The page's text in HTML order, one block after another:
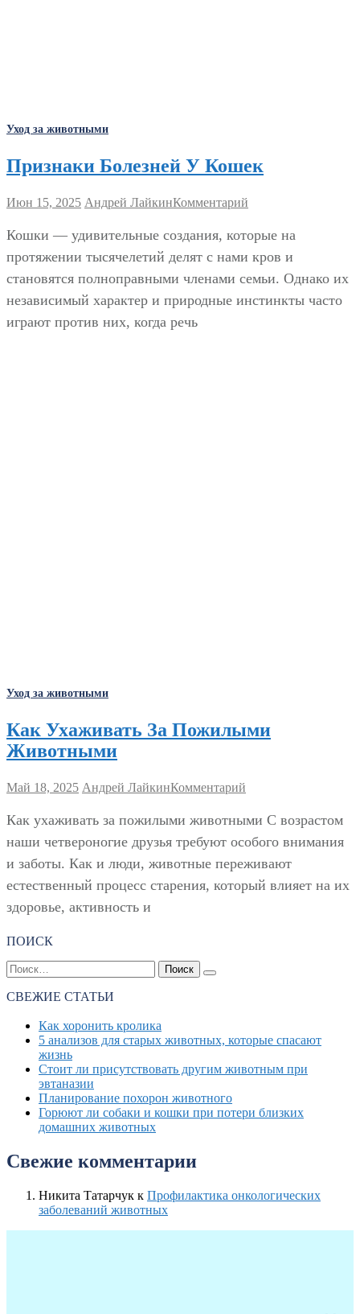
Уход за животными
Признаки Болезней У Кошек
Июн 15, 2025 Андрей ЛайкинКомментарий
Кошки — удивительные создания, которые на
протяжении тысячелетий делят с нами кров и
становятся полноправными членами семьи. Однако их
независимый характер и природные инстинкты часто
играют против них, когда речь
Уход за животными
Как Ухаживать За Пожилыми
Животными
Май 18, 2025 Андрей ЛайкинКомментарий
Как ухаживать за пожилыми животными С возрастом
наши четвероногие друзья требуют особого внимания
и заботы. Как и люди, животные переживают
естественный процесс старения, который влияет на их
здоровье, активность и
ПОИСК
СВЕЖИЕ СТАТЬИ
Как хоронить кролика
5 анализов для старых животных, которые спасают
жизнь
Стоит ли присутствовать другим животным при
эвтаназии
Планирование похорон животного
Горюют ли собаки и кошки при потери близких
домашних животных
Свежие комментарии
Никита Татарчук к Профилактика онкологических
заболеваний животных